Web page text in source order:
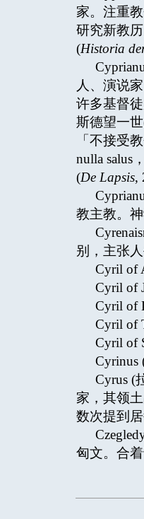
家。注重
研究新教
(Historia
人、演说
许多基督
斯德望一
「不接受
nulla salus
(De Lapsis,
教主教。
别，主张
Cyril of
Cyril of
Cyril of
Cyril of
Cyril of
Cyrus (
家，其领
数次提到
匈文。合